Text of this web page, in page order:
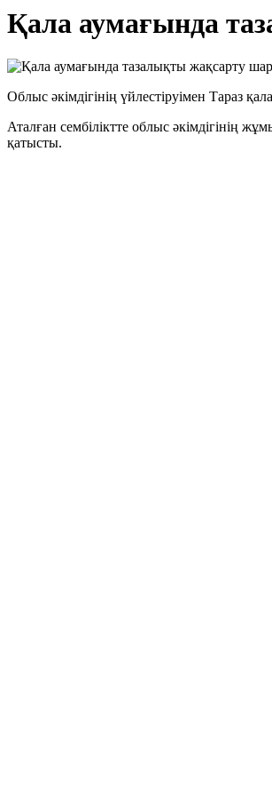
Қала аумағында
Облыс әкімдігінің үйлестіруімен Тараз
Аталған сембіліктте облыс әкімдігінің
қатысты.